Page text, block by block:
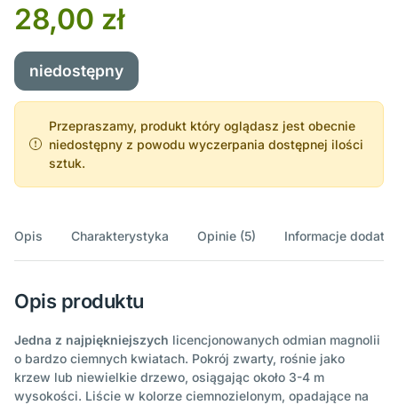
28,00 zł
niedostępny
Przepraszamy, produkt który oglądasz jest obecnie
niedostępny z powodu wyczerpania dostępnej ilości
sztuk.
Opis Charakterystyka Opinie (5) Informacje
Opis produktu
Jedna z najpiękniejszych licencjonowanych odmian magnolii
o bardzo ciemnych kwiatach. Pokrój zwarty, rośnie jako
krzew lub niewielkie drzewo, osiągając około 3-4 m
wysokości. Liście w kolorze ciemnozielonym, opadające na